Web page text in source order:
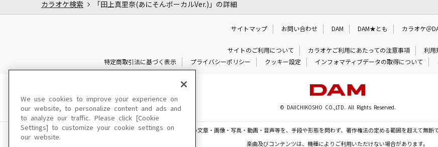
カラオケ検索 「田上真里奈(あにそんボーカルVer.)」の詳細
サイトマップ お問い合わせ DAM DAM★とも カラオケ＠
サイトのご利用について カラオケご利用にあたっての注意事項
利用
特定商取引法に基づく表示
プライバシーポリシー クッキー設定 インフォマティブデータの取得について
© DAIICHIKOSHO CO.,LTD. All Rights Reserved.
このサイトに掲載されている一切の文章・画像・写真・動画・音声等を、手段や形態を問わず、著作権法の定める範囲を超えて無断
楽曲及びコンテンツは、機種によりご利用いただけない場合があります。
We use cookies to improve your experience on
our website, to personalize content and ads and
to analyze our traffic. Please click [Cookie
Settings] to customize your cookie settings on
our website.